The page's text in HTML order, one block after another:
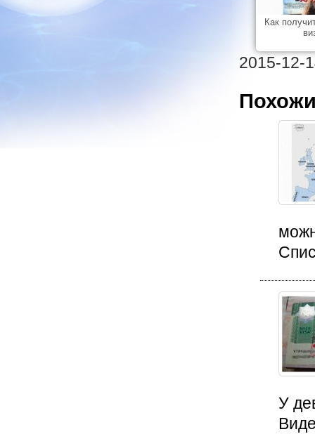
Как
2015-12-
У